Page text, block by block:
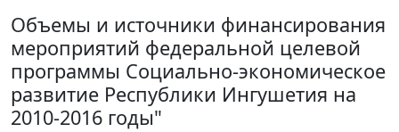
Объемы и источники финансирования
мероприятий федеральной целевой
программы Социально-экономическое
развитие Республики Ингушетия на
2010-2016 годы"